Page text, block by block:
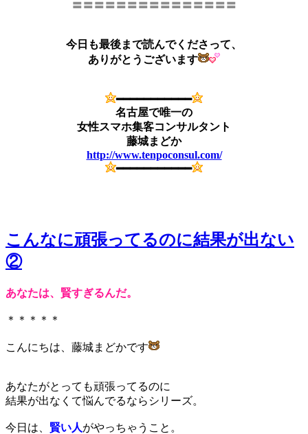
〓〓〓〓〓〓〓〓〓〓〓〓〓〓〓
今日も最後まで読んでくださって、
ありがとうございます
━━━━━━━━━━━
名古屋で唯一の
女性スマホ集客コンサルタント
藤城まどか
http://www.tenpoconsul.com/
━━━━━━━━━━━
こんなに頑張ってるのに結果が出ない
②
あなたは、賢すぎるんだ。
＊＊＊＊＊
こんにちは、藤城まどかです
あなたがとっても頑張ってるのに
結果が出なくて悩んでるならシリーズ。
今日は、 賢い人がやっちゃうこと。